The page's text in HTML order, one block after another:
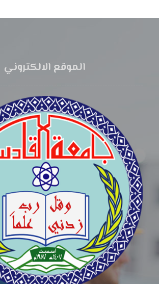
الموقع الالكتروني